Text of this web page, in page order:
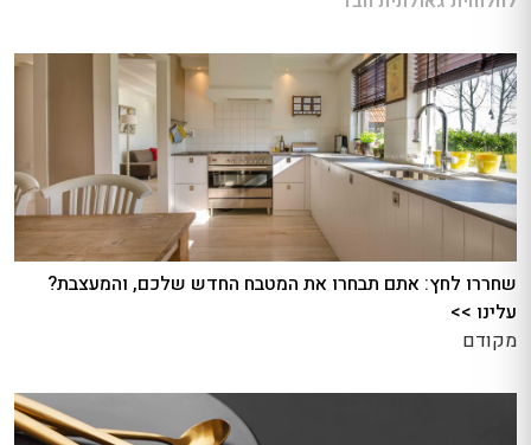
שחררו לחץ: אתם תבחרו את המטבח החדש שלכם, והמעצבת?
עלינו >>
מקודם